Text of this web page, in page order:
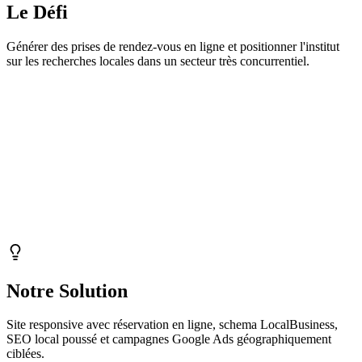
Le Défi
Générer des prises de rendez-vous en ligne et positionner l'institut
sur les recherches locales dans un secteur très concurrentiel.
Notre Solution
Site responsive avec réservation en ligne, schema LocalBusiness,
SEO local poussé et campagnes Google Ads géographiquement
ciblées.